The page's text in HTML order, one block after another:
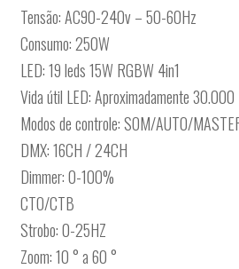
Tensão: AC90-240v – 50-60Hz
Consumo: 250W
LED: 19 leds 15W RGBW 4in1
Vida útil LED: Aproximadamente 30.000
Modos de controle: SOM/AUTO/
DMX: 16CH / 24CH
Dimmer: 0-100%
CTO/CTB
Strobo: 0-25HZ
Zoom: 10 ° a 60 °